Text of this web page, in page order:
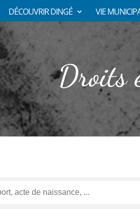
DÉCOUVRIR DINGÉ VIE
Droits